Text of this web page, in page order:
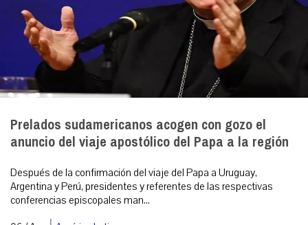
Prelados sudamericanos acogen con gozo el
anuncio del viaje apostólico del Papa a la región
Después de la confirmación del viaje del Papa a Uruguay,
Argentina y Perú, presidentes y referentes de las respectivas
conferencias episcopales man...